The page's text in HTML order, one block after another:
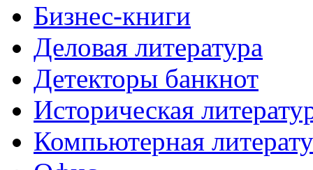
Бизнес-книги
Деловая литература
Детекторы банкнот
Историческая
Компьютерная